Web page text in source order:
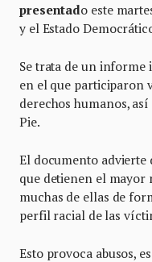
presentado este
y el Estado
Se trata de un informe
en el que participaron
derechos humanos,
Pie.
El documento advierte
que detienen el mayor
muchas de ellas de
perfil racial de las
Esto provoca abusos,